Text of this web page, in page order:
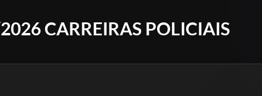
CARREIRAS POLICIAIS